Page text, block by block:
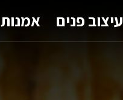
עיצוב פנים אמנות